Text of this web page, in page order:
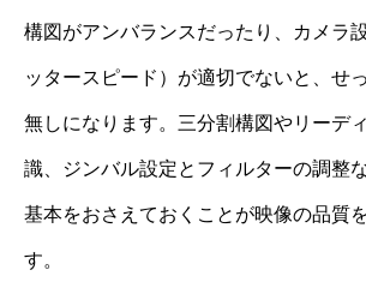
構図がアンバランスだったり、カメラ
ッタースピード）が適切でないと、せ
無しになります。三分割構図やリーデ
識、ジンバル設定とフィルターの調整
基本をおさえておくことが映像の品質
す。